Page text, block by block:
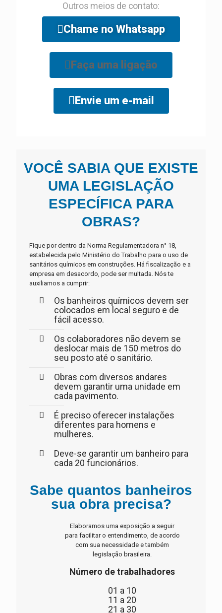
Outros meios de contato:
Chame no Whatsapp
Faça uma ligação
Envie um e-mail
VOCÊ SABIA QUE EXISTE
UMA LEGISLAÇÃO
ESPECÍFICA PARA
OBRAS?
Fique por dentro da Norma Regulamentadora n° 18,
estabelecida pelo Ministério do Trabalho para o uso de
sanitários químicos em construções. Há fiscalização e a
empresa em desacordo, pode ser multada. Nós te
auxiliamos a cumprir:
Os banheiros químicos devem ser
colocados em local seguro e de
fácil acesso.
Os colaboradores não devem se
deslocar mais de 150 metros do
seu posto até o sanitário.
Obras com diversos andares
devem garantir uma unidade em
cada pavimento.
É preciso oferecer instalações
diferentes para homens e
mulheres.
Deve-se garantir um banheiro para
cada 20 funcionários.
Sabe quantos banheiros
sua obra precisa?
Elaboramos uma exposição a seguir
para facilitar o entendimento, de acordo
com sua necessidade e também
legislação brasileira.
Número de trabalhadores
01 a 10
11 a 20
21 a 30